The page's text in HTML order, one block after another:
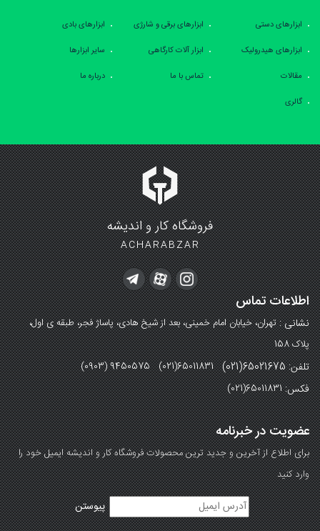
ابزارهای دستی ابزارهای برقی و شارژی
ابزارهای بادی
ابزارهای هیدرولیک
ابزار آلات کارگاهی
سایر ابزارها
مقالات
تماس با ما
درباره ما
گالری
فروشگاه کار و اندیشه
ACHARABZAR
اطلاعات تماس
نشانی :تهران، خیابان امام خمینی، بعد از شیخ هادی، پاساژ فجر، طبقه ی اول،
پلاک 158
تلفن: 65021675(021) (0903) 9450575 (021)65011831
فکس:(021)65011831
عضویت در خبرنامه
برای اطلاع از آخرین و جدید ترین محصولات فروشگاه کار و اندیشه ایمیل خود را
وارد کنید